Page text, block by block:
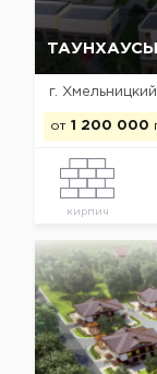
г.
от 1 200 000
кирпич